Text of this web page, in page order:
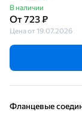
В наличии
От 723 ₽
Цена от 19.07.2026
Фланцевые